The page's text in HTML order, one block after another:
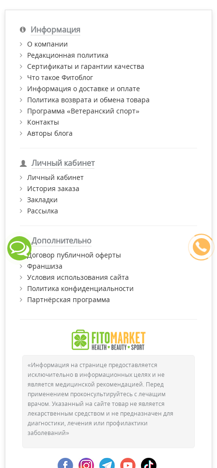
Информация
О компании
Редакционная политика
Сертификаты и гарантии качества
Что такое Фитоблог
Информация о доставке и оплате
Политика возврата и обмена товара
Программа «Ветеранский спорт»
Контакты
Авторы блога
Личный кабинет
Личный кабинет
История заказа
Закладки
Рассылка
Дополнительно
Договор публичной оферты
Франшиза
Условия использования сайта
Политика конфиденциальности
Партнёрская программа
«Информация на странице предоставляется
исключительно в информационных целях и не
является медицинской рекомендацией. Перед
применением проконсультируйтесь с лечащим
врачом. Указанный на сайте товар не является
лекарственным средством и не предназначен для
диагностики, лечения или профилактики
заболеваний»